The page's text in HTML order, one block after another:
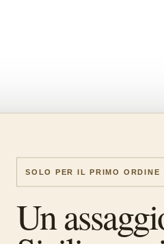
SOLO PER IL PRIMO ORDINE
Un